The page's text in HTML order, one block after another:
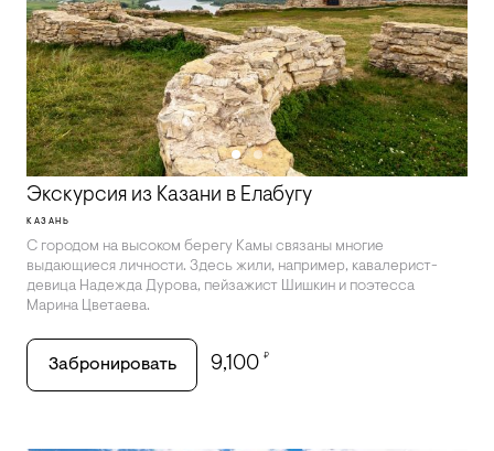
Экскурсия из Казани в Елабугу
КАЗАНЬ
С городом на высоком берегу Камы связаны многие
выдающиеся личности. Здесь жили, например, кавалерист-
девица Надежда Дурова, пейзажист Шишкин и поэтесса
Марина Цветаева.
Забронировать 9,100 ₽